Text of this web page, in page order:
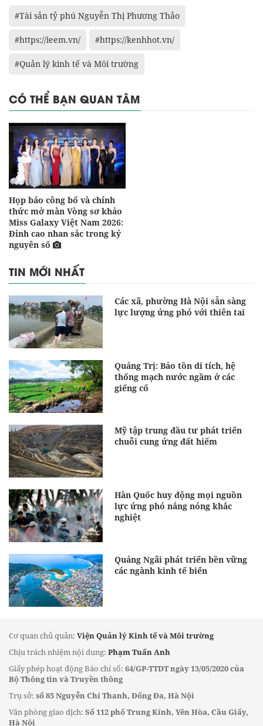
#Tài sản tỷ phú Nguyễn Thị Phương Thảo
#https://ieem.vn/ #https://kenhhot.vn/
#Quản lý kinh tế và Môi trường
CÓ THỂ BẠN QUAN TÂM
Họp báo công bố và chính
thức mở màn Vòng sơ khảo
Miss Galaxy Việt Nam 2026:
Đỉnh cao nhan sắc trong kỷ
nguyên số
TIN MỚI NHẤT
Các xã, phường Hà Nội sẵn sàng
lực lượng ứng phó với thiên tai
Quảng Trị: Bảo tồn di tích, hệ
thống mạch nước ngầm ở các
giếng cổ
Mỹ tập trung đầu tư phát triển
chuỗi cung ứng đất hiếm
Hàn Quốc huy động mọi nguồn
lực ứng phó nắng nóng khắc
nghiệt
Quảng Ngãi phát triển bền vững
các ngành kinh tế biển
Cơ quan chủ quản: Viện Quản lý Kinh tế và Môi trường
Chịu trách nhiệm nội dung: Phạm Tuấn Anh
Giấy phép hoạt động Báo chí số: 64/GP-TTDT ngày 13/05/2020 của
Bộ Thông tin và Truyền thông
Trụ sở: số 85 Nguyễn Chí Thanh, Đống Đa, Hà Nội
Văn phòng giao dịch: Số 112 phố Trung Kính, Yên Hòa, Cầu Giấy,
Hà Nội